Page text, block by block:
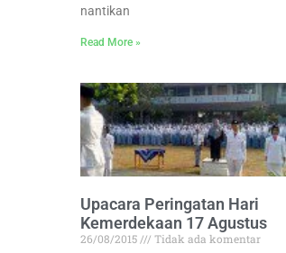
nantikan
Read More »
Upacara Peringatan Hari
Kemerdekaan 17 Agustus
26/08/2015 Tidak ada komentar